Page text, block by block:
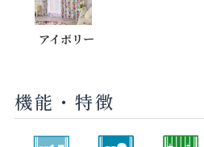
アイボリー
機能・特徴